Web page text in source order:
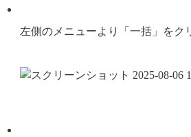
左側のメニューより「一括」をク